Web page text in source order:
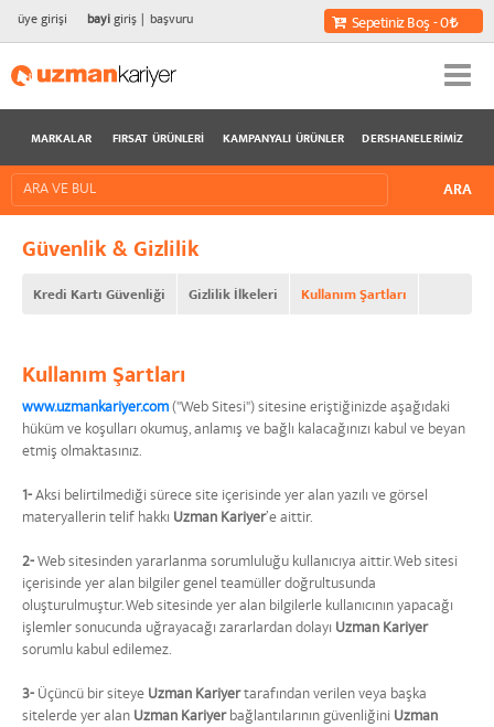
üye girişi bayigiriş başvuru Sepetiniz Boş - 0
MARKALAR FIRSAT ÜRÜNLERI KAMPANYALI ÜRÜNLER DERSHANELERIMIZ
Güvenlik & Gizlilik
Kredi Kartı Güvenliği Gizlilik İlkeleri Kullanım Şartları
Kullanım Şartları
www.uzmankariyer.com("Web Sitesi") sitesine eriştiğinizde aşağıdaki
hüküm ve koşulları okumuş, anlamış ve bağlı kalacağınızı kabul ve beyan
etmiş olmaktasınız.
1-Aksi belirtilmediği sürece site içerisinde yer alan yazılı ve görsel
materyallerin telif hakkı Uzman Kariyer’e aittir.
2-Web sitesinden yararlanma sorumluluğu kullanıcıya aittir. Web sitesi
içerisinde yer alan bilgiler genel teamüller doğrultusunda
oluşturulmuştur. Web sitesinde yer alan bilgilerle kullanıcının yapacağı
işlemler sonucunda uğrayacağı zararlardan dolayı Uzman Kariyer
sorumlu kabul edilemez.
3- Üçüncü bir siteye Uzman Kariyertarafından verilen veya başka
sitelerde yer alan Uzman Kariyerbağlantılarının güvenliğini Uzman